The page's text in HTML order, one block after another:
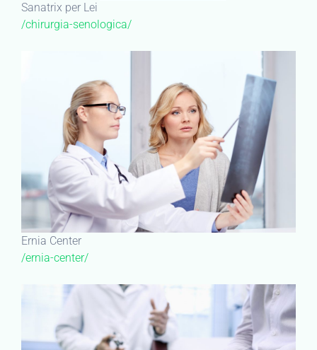
Sanatrix per Lei
/chirurgia-senologica/
Ernia Center
/ernia-center/